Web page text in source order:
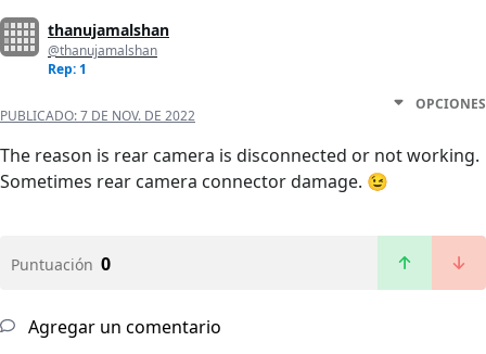
thanujamalshan
@thanujamalshan
Rep: 1
PUBLICADO:7 DE NOV. DE 2022
OPCIONES
The reason is rear camera is disconnected or not working.
Sometimes rear camera connector damage. 😉
Puntuación 0
Agregar un comentario